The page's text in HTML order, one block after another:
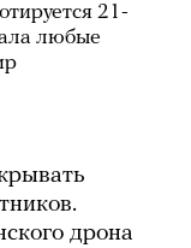
21-
любые
дрона